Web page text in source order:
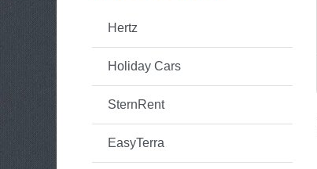
Hertz
Holiday Cars
SternRent
EasyTerra